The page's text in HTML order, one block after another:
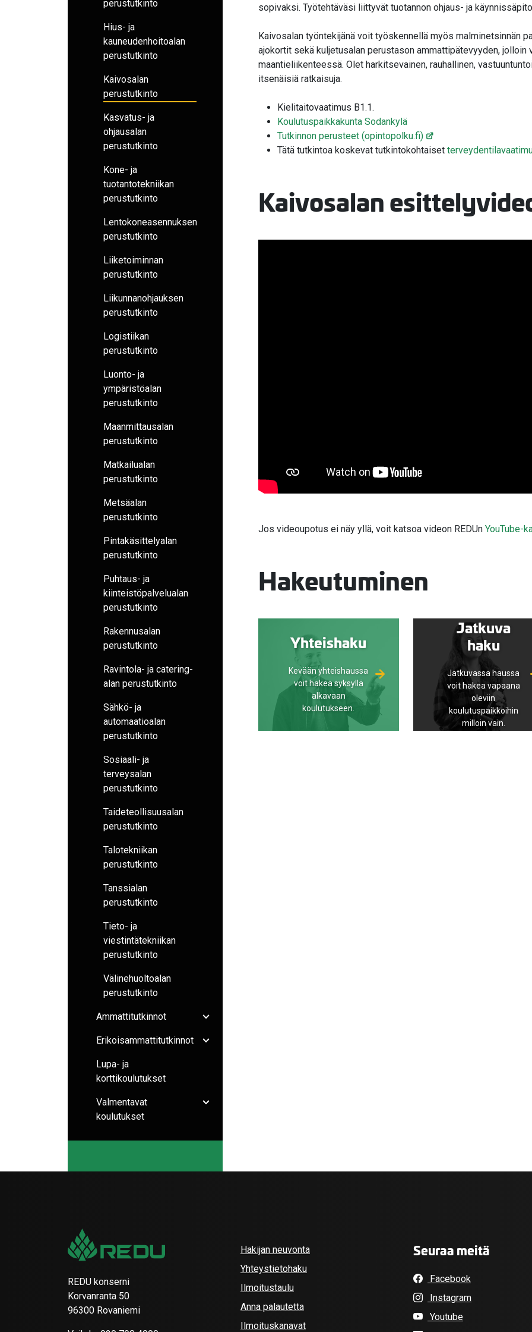
perustutkinto
Hius- ja
kauneudenhoitoalan
perustutkinto
Kaivosalan
perustutkinto
Kasvatus- ja
ohjausalan
perustutkinto
Kone- ja
tuotantotekniikan
perustutkinto
Lentokoneasennuksen
perustutkinto
Liiketoiminnan
perustutkinto
Liikunnanohjauksen
perustutkinto
Logistiikan
perustutkinto
Luonto- ja
ympäristöalan
perustutkinto
Maanmittausalan
perustutkinto
Matkailualan
perustutkinto
Metsäalan
perustutkinto
Pintakäsittelyalan
perustutkinto
Puhtaus- ja
kiinteistöpalvelualan
perustutkinto
Rakennusalan
perustutkinto
Ravintola- ja catering-
alan perustutkinto
Sähkö- ja
automaatioalan
perustutkinto
Sosiaali- ja
terveysalan
perustutkinto
Taideteollisuusalan
perustutkinto
Talotekniikan
perustutkinto
Tanssialan
perustutkinto
Tieto- ja
viestintätekniikan
perustutkinto
Välinehuoltoalan
perustutkinto
Ammattitutkinnot
Erikoisammattitutkinnot
Lupa- ja
korttikoulutukset
Valmentavat
koulutukset
sopivaksi. Työtehtäväsi liittyvät tuotannon ohjaus- ja
Kaivosalan työntekijänä voit työskennellä myös malminetsinnän
ajokortit sekä kuljetusalan perustason ammattipätevyyden,
maantieliikenteessä. Olet harkitsevainen, rauhallinen,
itsenäisiä ratkaisuja.
Kielitaitovaatimus B1.1.
Koulutuspaikkakunta Sodankylä
Tutkinnon perusteet (opintopolku.fi)
Tätä tutkintoa koskevat tutkintokohtaiset
Kaivosalan
Jos videoupotus ei näy yllä, voit katsoa videon REDUn YouTube-
Hakeutuminen
Yhteishaku
Kevään yhteishaussa
voit hakea syksyllä
alkavaan
koulutukseen.
Jatkuva
haku
Jatkuvassa haussa
voit hakea vapaana
oleviin
koulutuspaikkoihin
milloin vain.
REDU konserni
Korvanranta 50
96300 Rovaniemi
Hakijan neuvonta
Yhteystietohaku
Ilmoitustaulu
Anna palautetta
Ilmoituskanavat
Seuraa meitä
Facebook
Instagram
Youtube